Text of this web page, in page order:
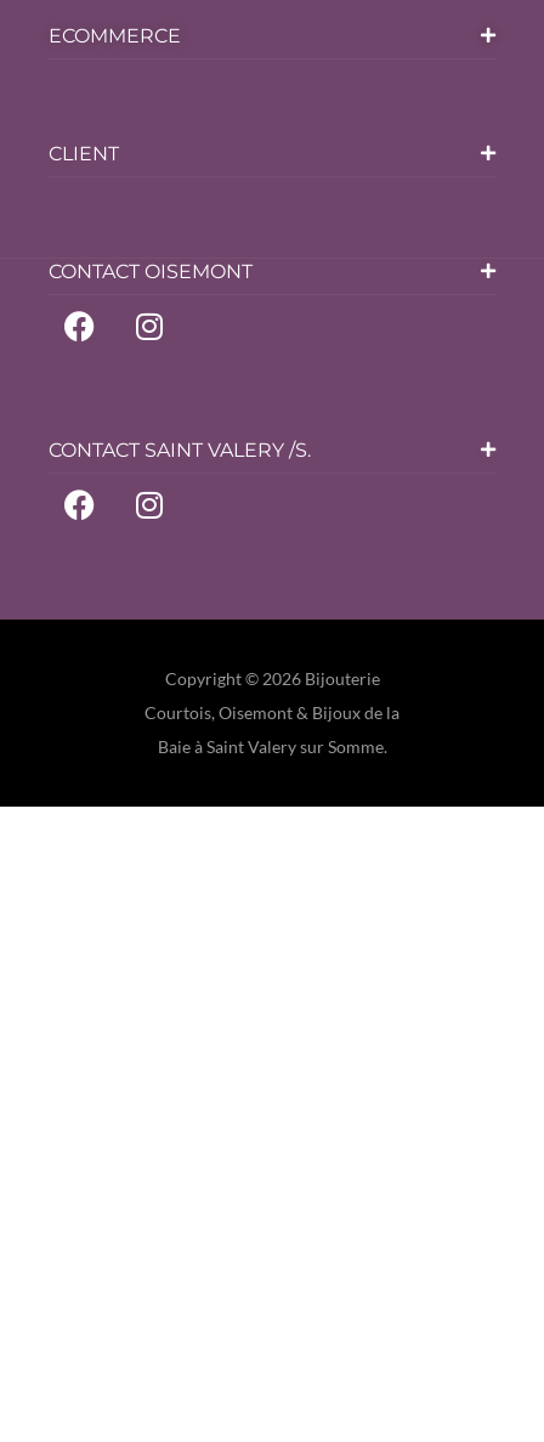
ECOMMERCE
CLIENT
CONTACT OISEMONT
CONTACT SAINT VALERY /S.
Copyright © 2026 Bijouterie
Courtois, Oisemont & Bijoux de la
Baie à Saint Valery sur Somme.